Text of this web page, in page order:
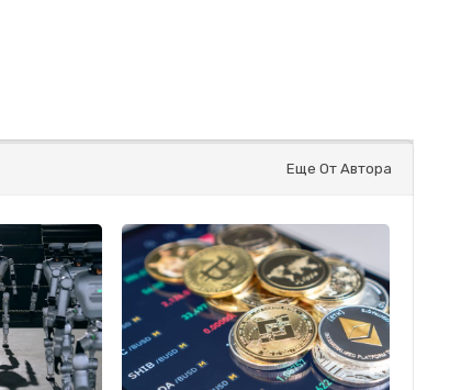
Еще От Автора